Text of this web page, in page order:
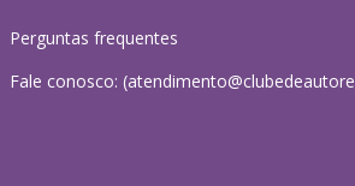
Perguntas frequentes
Fale conosco: